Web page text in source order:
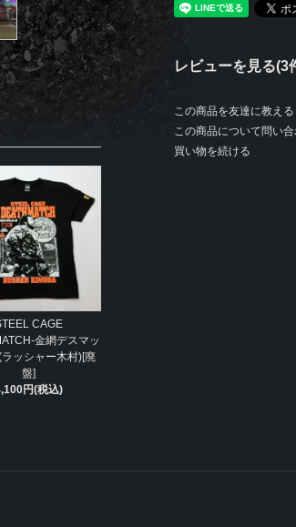
CAGE
金網デスマッ
ッシャー木村)[廃
盤]
円(税込)
レビューを見る(3
この商品を友達に教える
この商品について問い
買い物を続ける